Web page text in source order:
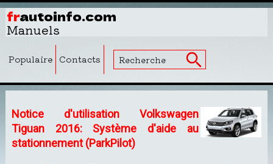
frautoinfo.com
Manuels
Populaire Contacts
Notice d'utilisation Volkswagen
Tiguan 2016: Système d'aide au
stationnement (ParkPilot)